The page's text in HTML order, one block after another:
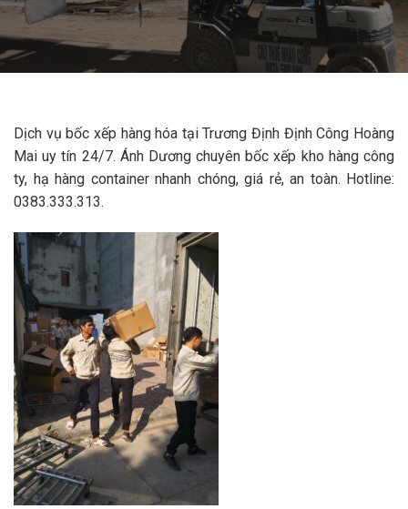
Dịch vụ bốc xếp hàng hóa tại Trương Định Định Công Hoàng
Mai uy tín 24/7. Ánh Dương chuyên bốc xếp kho hàng công
ty, hạ hàng container nhanh chóng, giá rẻ, an toàn. Hotline:
0383.333.313.